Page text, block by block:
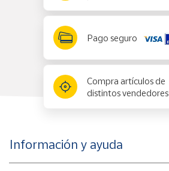
Pago seguro
Compra artículos de
distintos vendedores
Información y ayuda